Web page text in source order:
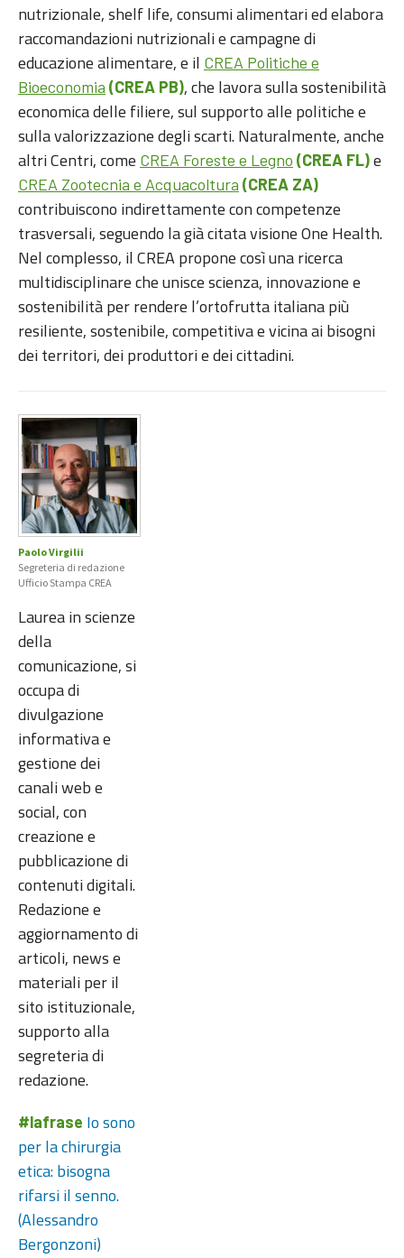
nutrizionale, shelf life, consumi alimentari ed elabora
raccomandazioni nutrizionali e campagne di
educazione alimentare, e il CREA Politiche e
Bioeconomia (CREA PB), che lavora sulla sostenibilità
economica delle filiere, sul supporto alle politiche e
sulla valorizzazione degli scarti. Naturalmente, anche
altri Centri, come CREA Foreste e Legno (CREA FL)e
CREA Zootecnia e Acquacoltura (CREA ZA)
contribuiscono indirettamente con competenze
trasversali, seguendo la già citata visione One Health.
Nel complesso, il CREA propone così una ricerca
multidisciplinare che unisce scienza, innovazione e
sostenibilità per rendere l’ortofrutta italiana più
resiliente, sostenibile, competitiva e vicina ai bisogni
dei territori, dei produttori e dei cittadini.
Paolo Virgilii
Segreteria di redazione
Ufficio Stampa CREA
Laurea in scienze
della
comunicazione, si
occupa di
divulgazione
informativa e
gestione dei
canali web e
social, con
creazione e
pubblicazione di
contenuti digitali.
Redazione e
aggiornamento di
articoli, news e
materiali per il
sito istituzionale,
supporto alla
segreteria di
redazione.
#lafrase Io sono
per la chirurgia
etica: bisogna
rifarsi il senno.
(Alessandro
Bergonzoni)